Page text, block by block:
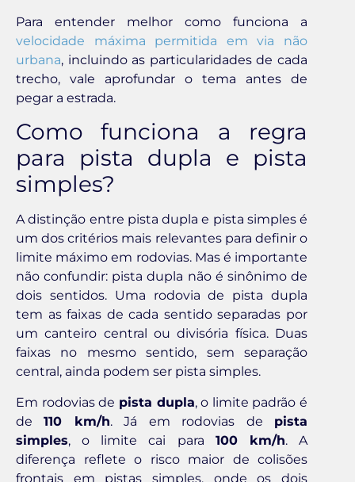
Para entender melhor como funciona a
velocidade máxima permitida em via não
urbana, incluindo as particularidades de cada
trecho, vale aprofundar o tema antes de
pegar a estrada.
Como funciona a regra
para pista dupla e pista
simples?
A distinção entre pista dupla e pista simples é
um dos critérios mais relevantes para definir o
limite máximo em rodovias. Mas é importante
não confundir: pista dupla não é sinônimo de
dois sentidos. Uma rodovia de pista dupla
tem as faixas de cada sentido separadas por
um canteiro central ou divisória física. Duas
faixas no mesmo sentido, sem separação
central, ainda podem ser pista simples.
Em rodovias de pista dupla, o limite padrão é
de110 km/h. Já em rodovias de pista
simples, o limite cai para 100 km/h. A
diferença reflete o risco maior de colisões
frontais em pistas simples, onde os dois